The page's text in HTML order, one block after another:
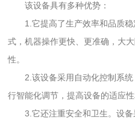
该设备具有多种优势：
1.它提高了生产效率和品质稳
式，机器操作更快、更准确，大
性。
2.该设备采用自动化控制系统
行智能化调节，提高设备的适应性
3.它还注重安全和卫生。设备